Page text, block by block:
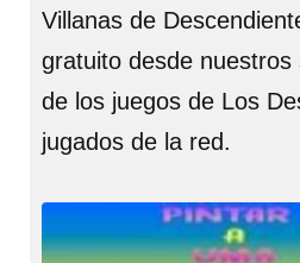
Villanas de
gratuito desde
de los juegos de Los
jugados de la red.